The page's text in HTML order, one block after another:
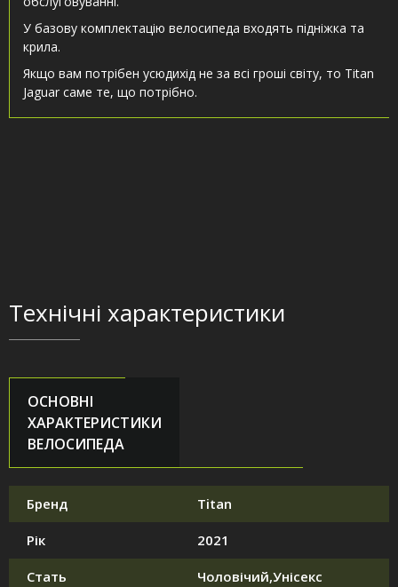
У базову комплектацію велосипеда входять підніжка та
крила.
Якщо вам потрібен усюдихід не за всі гроші світу, то Titan
Jaguar саме те, що потрібно.
Технічні характеристики
ОСНОВНІ
ХАРАКТЕРИСТИКИ
ВЕЛОСИПЕДА
Бренд Titan
Рік 2021
Стать Чоловічий,Унісекс